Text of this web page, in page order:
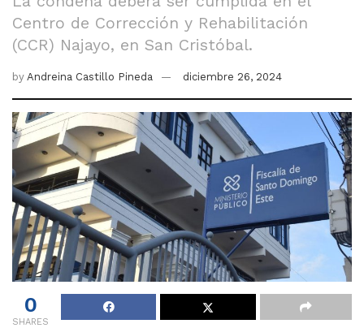
Centro de Corrección y Rehabilitación
(CCR) Najayo, en San Cristóbal.
by Andreina Castillo Pineda diciembre 26, 2024
0
SHARES